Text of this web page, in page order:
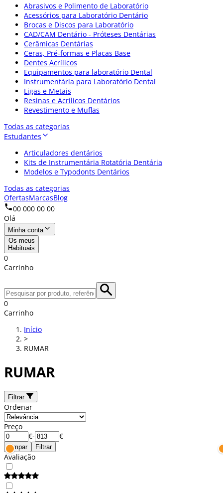
Abrasivos e Polimento de Laboratório
Acessórios para Laboratório Dentário
Brocas e Discos para Laboratório
CAD/CAM Dentário - Próteses Dentárias
Cerâmicas Dentárias
Ceras, Pré-formas e Placas Base
Dentes Acrílicos
Equipamentos para laboratório Dental
Instrumentária para Laboratório Dental
Ligas e Metais
Resinas e Acrílicos Dentários
Revestimento e Muflas
Todas as categorias
Estudantes
Articuladores dentários
Kits de Instrumentária Rotatória Dentária
Modelos e Typodonts Dentários
Todas as categorias
OfertasMarcasBlog
00 000 00 00
Olá
Minha conta
Os meus
Habituais
0
Carrinho
0
Carrinho
Início
>
RUMAR
RUMAR
Filtrar
Ordenar
Preço
€- €
Limpar Filtrar
Avaliação